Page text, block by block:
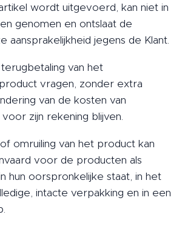
wordt uitgevoerd, kan niet in
genomen en ontslaat de
aansprakelijkheid jegens de Klant.
van het
vragen, zonder extra
van de kosten van
zijn rekening blijven.
omruiling van het product kan
voor de producten als
hun oorspronkelijke staat, in het
intacte verpakking en in een